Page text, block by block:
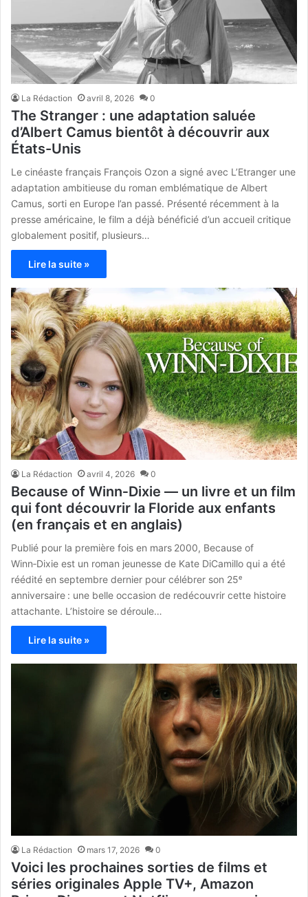
La Rédaction avril 8, 2026 0
The Stranger : une adaptation saluée
d’Albert Camus bientôt à découvrir aux
États-Unis
Le cinéaste français François Ozon a signé avec L’Etranger une
adaptation ambitieuse du roman emblématique de Albert
Camus, sorti en Europe l’an passé. Présenté récemment à la
presse américaine, le film a déjà bénéficié d’un accueil critique
globalement positif, plusieurs…
Lire la suite »
La Rédaction avril 4, 2026 0
Because of Winn‑Dixie — un livre et un film
qui font découvrir la Floride aux enfants
(en français et en anglais)
Publié pour la première fois en mars 2000, Because of
Winn‑Dixie est un roman jeunesse de Kate DiCamillo qui a été
réédité en septembre dernier pour célébrer son 25ᵉ
anniversaire : une belle occasion de redécouvrir cette histoire
attachante. L’histoire se déroule…
Lire la suite »
La Rédaction mars 17, 2026 0
Voici les prochaines sorties de films et
séries originales Apple TV+, Amazon